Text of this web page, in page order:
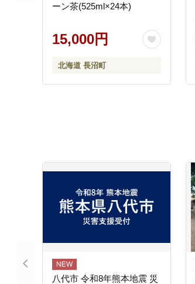
ーン茶(525ml×24本)
15,000円
北海道 長沼町
八代市 令和8年熊本地震 災